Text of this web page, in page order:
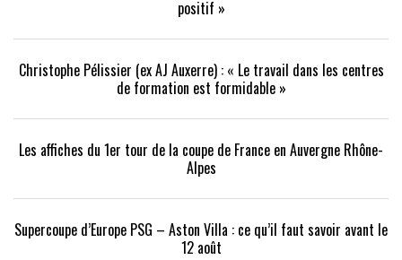
positif »
Christophe Pélissier (ex AJ Auxerre) : « Le travail dans les centres
de formation est formidable »
Les affiches du 1er tour de la coupe de France en Auvergne Rhône-
Alpes
Supercoupe d’Europe PSG – Aston Villa : ce qu’il faut savoir avant le
12 août